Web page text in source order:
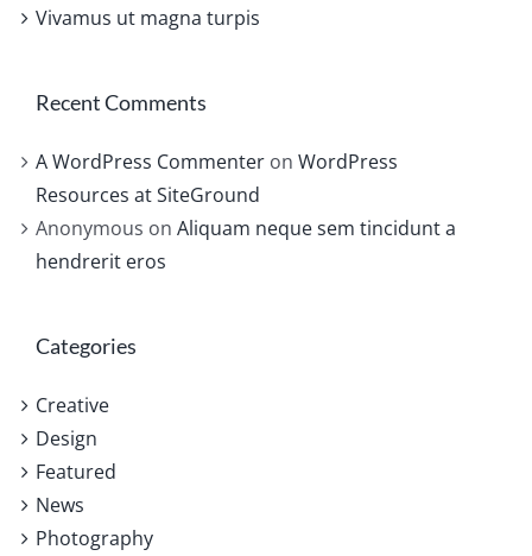
Vivamus ut magna turpis
Recent Comments
A WordPress Commenter on WordPress
Resources at SiteGround
Anonymous on Aliquam neque sem tincidunt a
hendrerit eros
Categories
Creative
Design
Featured
News
Photography